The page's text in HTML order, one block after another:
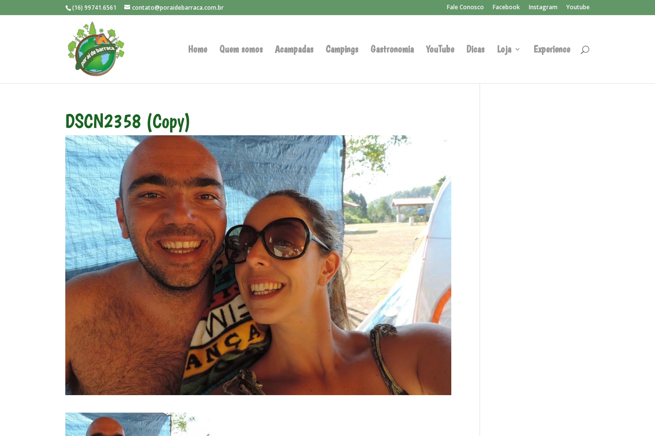
(16) 99741.6561 contato@poraidebarraca.com.br Fale Conosco Facebook Instagram Youtube
Home Quem somos Acampadas Campings Gastronomia YouTube Dicas Loja Experience
DSCN2358 (Copy)